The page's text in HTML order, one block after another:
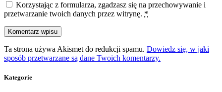
Korzystając z formularza, zgadzasz się na przechowywanie i
przetwarzanie twoich danych przez witrynę. *
Ta strona używa Akismet do redukcji spamu. Dowiedz się, w jaki
sposób przetwarzane są dane Twoich komentarzy.
Kategorie